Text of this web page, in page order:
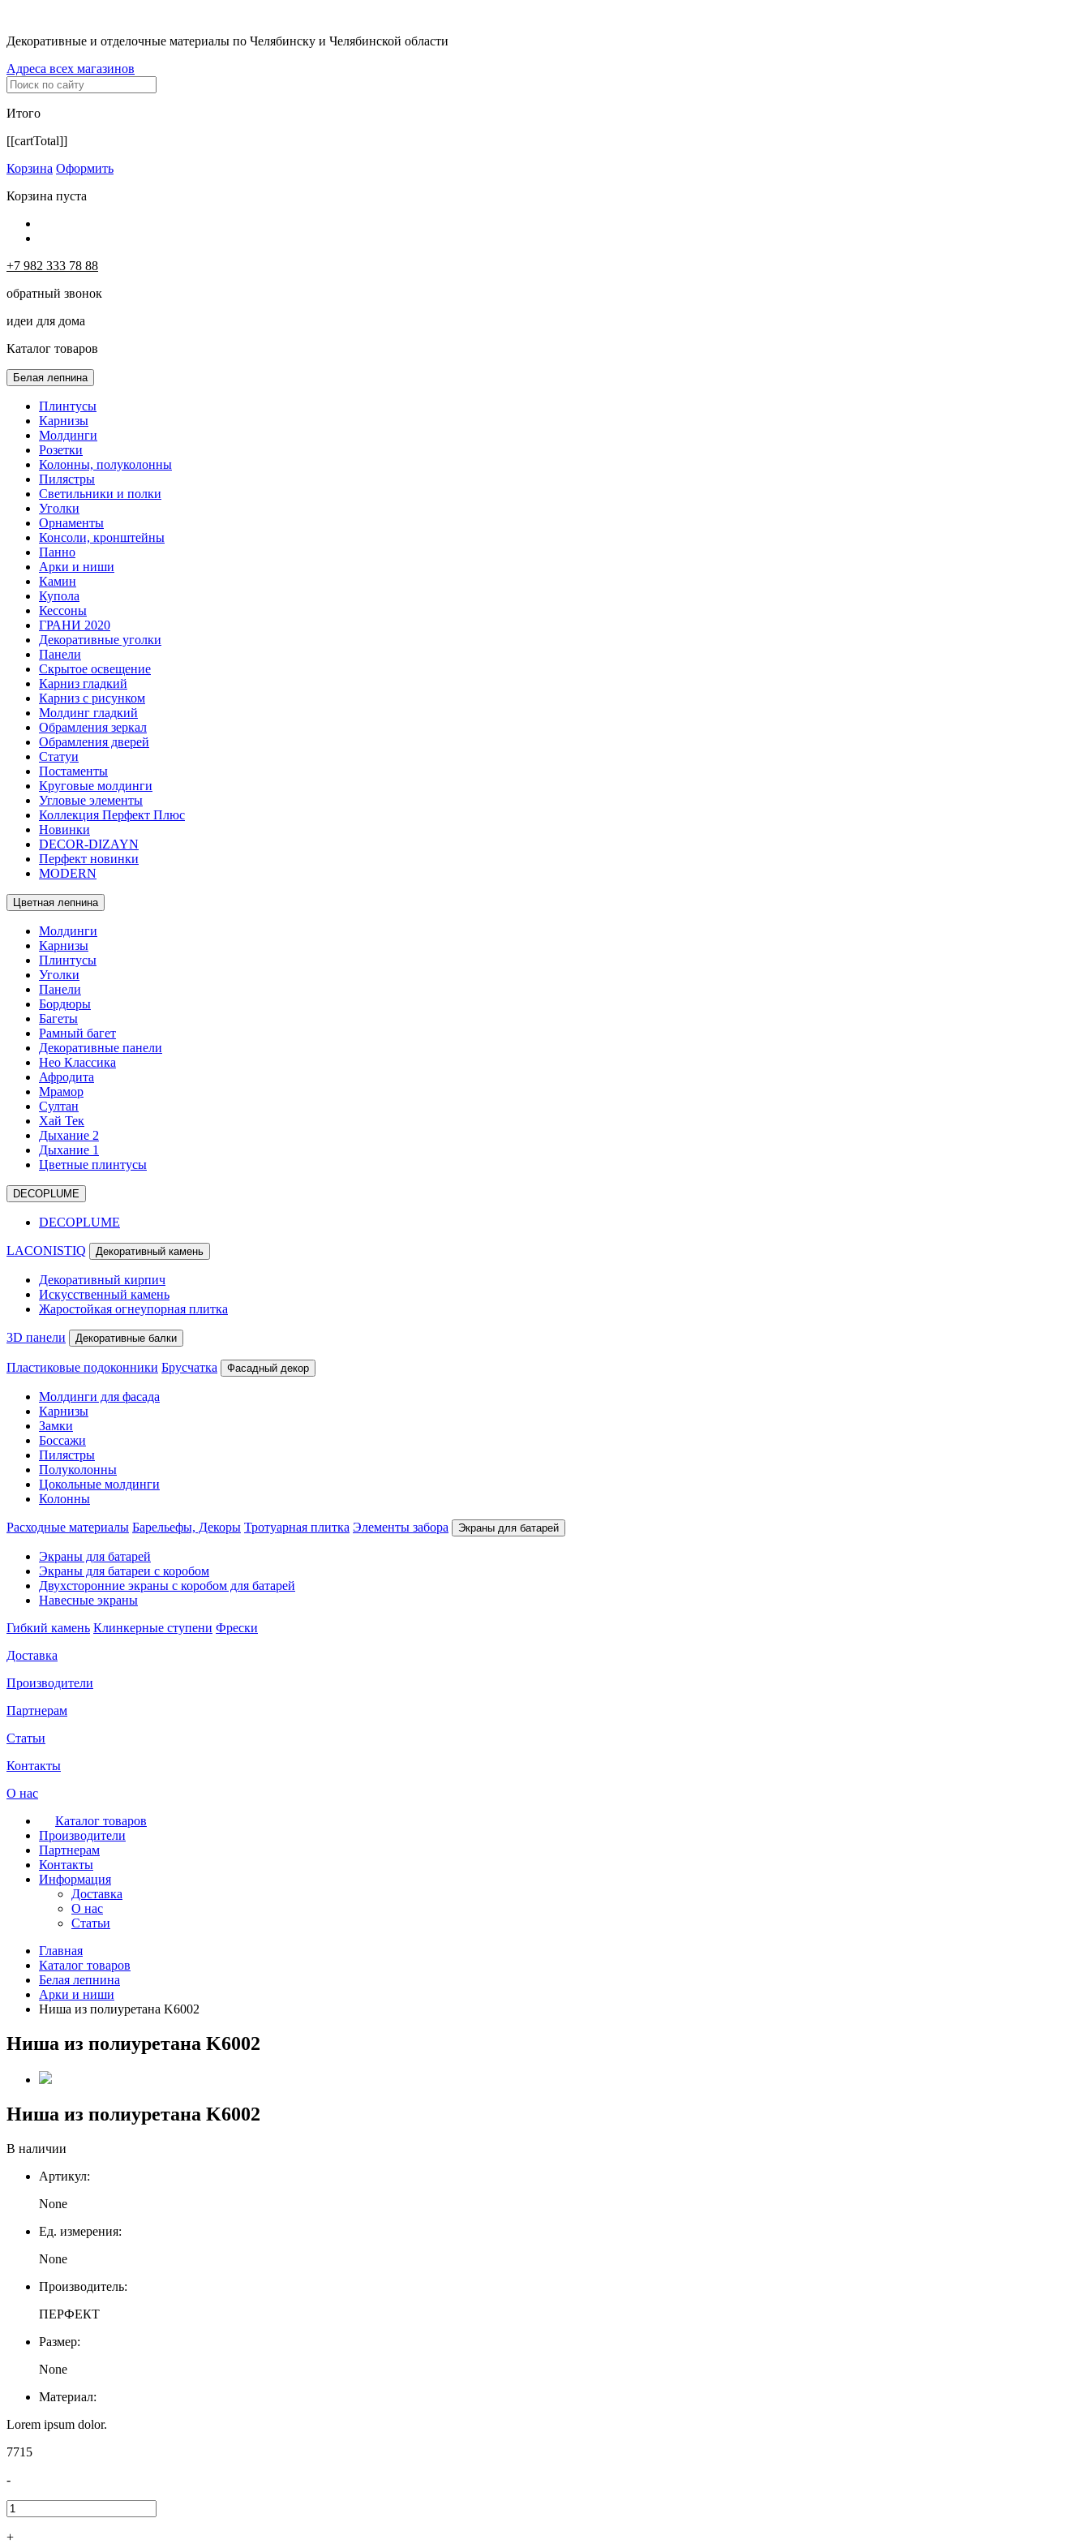
Декоративные и отделочные материалы по Челябинску и Челябинской области
Адреса всех магазинов
Итого
[[cartTotal]]
Корзина Оформить
Корзина пуста
+7 982 333 78 88
обратный звонок
идеи для дома
Каталог товаров
Белая лепнина
Плинтусы
Карнизы
Молдинги
Розетки
Колонны, полуколонны
Пилястры
Светильники и полки
Уголки
Орнаменты
Консоли, кронштейны
Панно
Арки и ниши
Камин
Купола
Кессоны
ГРАНИ 2020
Декоративные уголки
Панели
Скрытое освещение
Карниз гладкий
Карниз с рисунком
Молдинг гладкий
Обрамления зеркал
Обрамления дверей
Статуи
Постаменты
Круговые молдинги
Угловые элементы
Коллекция Перфект Плюс
Новинки
DECOR-DIZAYN
Перфект новинки
MODERN
Цветная лепнина
Молдинги
Карнизы
Плинтусы
Уголки
Панели
Бордюры
Багеты
Рамный багет
Декоративные панели
Нео Классика
Афродита
Мрамор
Султан
Хай Тек
Дыхание 2
Дыхание 1
Цветные плинтусы
DECOPLUME
DECOPLUME
LACONISTIQ Декоративный камень
Декоративный кирпич
Искусственный камень
Жаростойкая огнеупорная плитка
3D панели Декоративные балки
Пластиковые подоконники Брусчатка Фасадный декор
Молдинги для фасада
Карнизы
Замки
Боссажи
Пилястры
Полуколонны
Цокольные молдинги
Колонны
Расходные материалы Барельефы, Декоры Тротуарная плитка Элементы забора Экраны для батарей
Экраны для батарей
Экраны для батареи с коробом
Двухсторонние экраны с коробом для батарей
Навесные экраны
Гибкий камень Клинкерные ступени Фрески
Доставка
Производители
Партнерам
Статьи
Контакты
О нас
Каталог товаров
Производители
Партнерам
Контакты
Информация
Доставка
О нас
Статьи
Главная
Каталог товаров
Белая лепнина
Арки и ниши
Ниша из полиуретана K6002
Ниша из полиуретана K6002
Ниша из полиуретана K6002
В наличии
Артикул:
None
Ед. измерения:
None
Производитель:
ПЕРФЕКТ
Размер:
None
Материал:
Lorem ipsum dolor.
7715
-
+